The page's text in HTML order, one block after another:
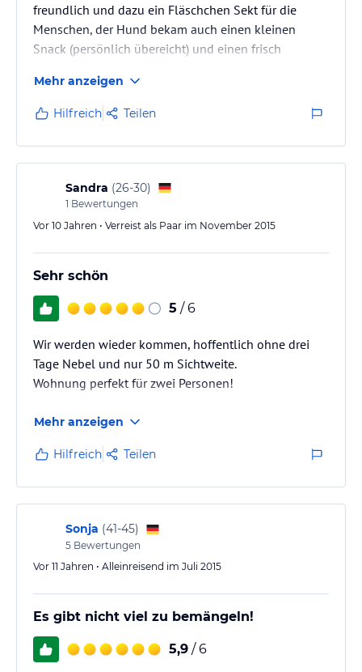
freundlich und dazu ein Fläschchen Sekt für die
Menschen, der Hund bekam auch einen kleinen
Snack (persönlich übereicht) und einen frisch
Wir hatten besonders viel Freude mit dem
Nachmittags-Kaffee im sonnigen, windgeschützten
Strandkorb auf der kleinen Terrasse.
Das kleine Schwimmbad macht Spaß, die Sauna kam
auch gut bei uns an. Unser Hund fand den Urlaub
paradiesisch, er konnte unangeleint mit diversen
verträglichen…
Mehr anzeigen
Hilfreich Teilen
Sandra (26-30)
1 Bewertungen
Vor 10 Jahren • Verreist als Paar im November 2015
Sehr schön
5 / 6
Wir werden wieder kommen, hoffentlich ohne drei
Tage Nebel und nur 50 m Sichtweite.
Wohnung perfekt für zwei Personen!
Mehr anzeigen
Hilfreich Teilen
Sonja (41-45)
5 Bewertungen
Vor 11 Jahren • Alleinreisend im Juli 2015
Es gibt nicht viel zu bemängeln!
5,9 / 6